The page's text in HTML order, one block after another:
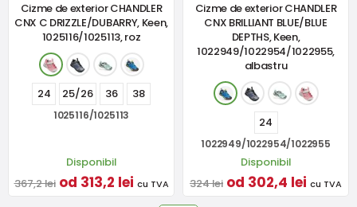
Cizme de exterior CHANDLER
CNX C DRIZZLE/DUBARRY, Keen,
1025116/1025113, roz
24 25/26 36 38
1025116/1025113
Disponibil
367,2 lei od 313,2 lei cu TVA
Cizme de exterior CHANDLER
CNX BRILLIANT BLUE/BLUE
DEPTHS, Keen,
1022949/1022954/1022955,
albastru
24
1022949/1022954/1022955
Disponibil
324 lei od 302,4 lei cu TVA